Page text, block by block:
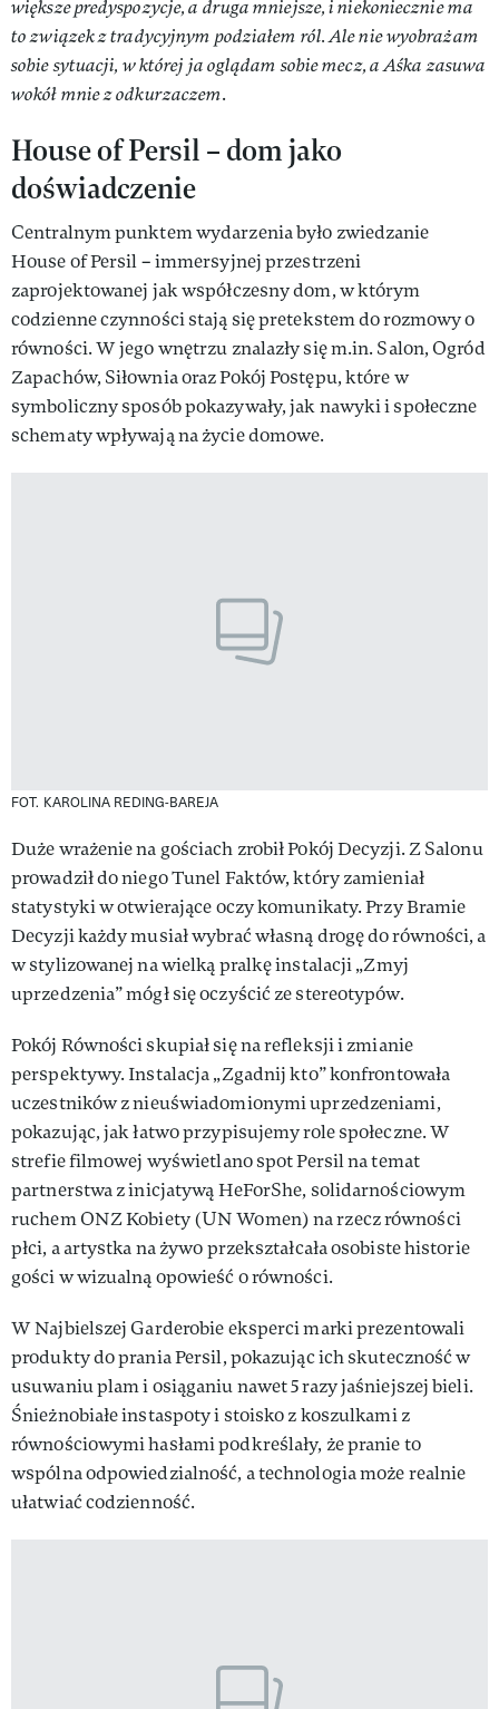
większe predyspozycje, a druga mniejsze, i niekoniecznie ma
to związek z tradycyjnym podziałem ról. Ale nie wyobrażam
sobie sytuacji, w której ja oglądam sobie mecz, a Aśka zasuwa
wokół mnie z odkurzaczem.
House of Persil – dom jako
doświadczenie
Centralnym punktem wydarzenia było zwiedzanie
House of Persil – immersyjnej przestrzeni
zaprojektowanej jak współczesny dom, w którym
codzienne czynności stają się pretekstem do rozmowy o
równości. W jego wnętrzu znalazły się m.in. Salon, Ogród
Zapachów, Siłownia oraz Pokój Postępu, które w
symboliczny sposób pokazywały, jak nawyki i społeczne
schematy wpływają na życie domowe.
FOT. KAROLINA REDING-BAREJA
Duże wrażenie na gościach zrobił Pokój Decyzji. Z Salonu
prowadził do niego Tunel Faktów, który zamieniał
statystyki w otwierające oczy komunikaty. Przy Bramie
Decyzji każdy musiał wybrać własną drogę do równości, a
w stylizowanej na wielką pralkę instalacji „Zmyj
uprzedzenia” mógł się oczyścić ze stereotypów.
Pokój Równości skupiał się na refleksji i zmianie
perspektywy. Instalacja „Zgadnij kto” konfrontowała
uczestników z nieuświadomionymi uprzedzeniami,
pokazując, jak łatwo przypisujemy role społeczne. W
strefie filmowej wyświetlano spot Persil na temat
partnerstwa z inicjatywą HeForShe, solidarnościowym
ruchem ONZ Kobiety (UN Women) na rzecz równości
płci, a artystka na żywo przekształcała osobiste historie
gości w wizualną opowieść o równości.
W Najbielszej Garderobie eksperci marki prezentowali
produkty do prania Persil, pokazując ich skuteczność w
usuwaniu plam i osiąganiu nawet 5 razy jaśniejszej bieli.
Śnieżnobiałe instaspoty i stoisko z koszulkami z
równościowymi hasłami podkreślały, że pranie to
wspólna odpowiedzialność, a technologia może realnie
ułatwiać codzienność.